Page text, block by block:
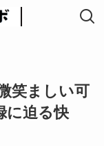
笑ましい可
に迫る快